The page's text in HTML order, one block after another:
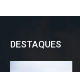
DESTAQUES